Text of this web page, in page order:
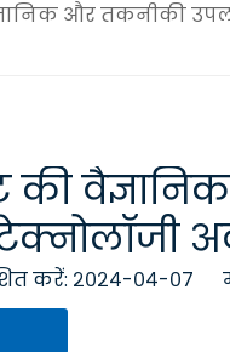
वैज्ञानिक और तकनीकी
की
करें: २०२४-०४-०७